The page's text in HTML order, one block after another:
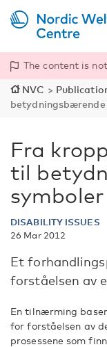
The content is
NVC >
Fra
til
symboler
DISABILITY ISSUES
26 Mar 2012
Et
forståelsen av
En tilnærming
for forståelsen av
prosessene som